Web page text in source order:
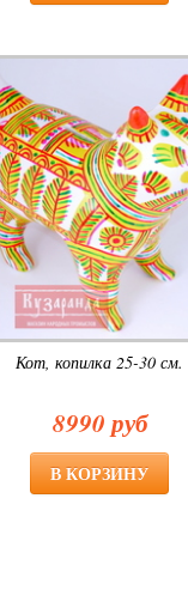
Кот, копилка 25-30 см.
8990 руб